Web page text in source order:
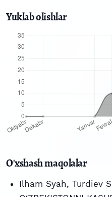
Yuklab olishlar
O'xshash maqolalar
Ilham Syah, Turdiev